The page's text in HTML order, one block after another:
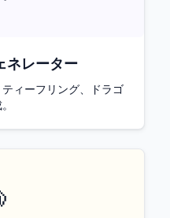
ネレーター
ィーフリング、ドラゴ